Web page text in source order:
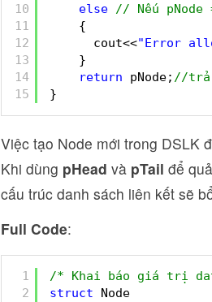
10
11
12
13
14
15
else // Nếu
{
cout<<"Error
}
return
pNode; //trả
}
Việc tạo Node mới trong DSLK
Khi dùng pHead và pTail để
cấu trúc danh sách liên kết sẽ
Full Code:
1
2
/* Khai báo giá trị
struct
Node